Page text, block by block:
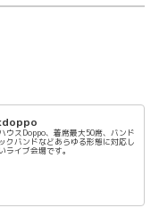
ウスDoppo、着席最大50席、バンド
クバンドなどあらゆる形態に対応し
ライブ会場です。